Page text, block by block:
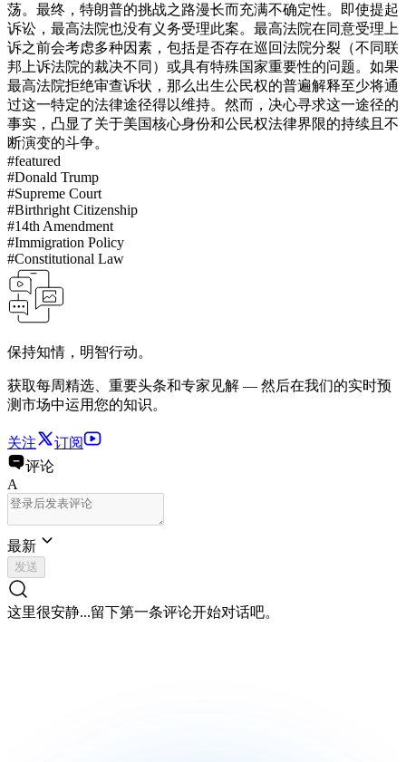
荡。 最终，特朗普的挑战之路漫长而充满不确定性。即使提起
诉讼，最高法院也没有义务受理此案。最高法院在同意受理上
诉之前会考虑多种因素，包括是否存在巡回法院分裂（不同联
邦上诉法院的裁决不同）或具有特殊国家重要性的问题。如果
最高法院拒绝审查诉状，那么出生公民权的普遍解释至少将通
过这一特定的法律途径得以维持。然而，决心寻求这一途径的
事实，凸显了关于美国核心身份和公民权法律界限的持续且不
断演变的斗争。
#featured
#Donald Trump
#Supreme Court
#Birthright Citizenship
#14th Amendment
#Immigration Policy
#Constitutional Law
保持知情，明智行动。
获取每周精选、重要头条和专家见解 — 然后在我们的实时预
测市场中运用您的知识。
关注
订阅
评论
A
最新
发送
这里很安静...留下第一条评论开始对话吧。